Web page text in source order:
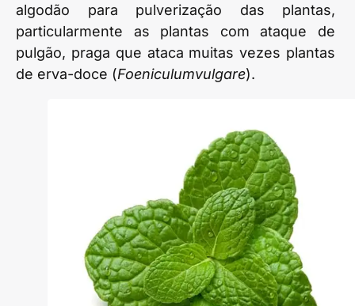
algodão para pulverização das plantas,
particularmente as plantas com ataque de
pulgão, praga que ataca muitas vezes plantas
de erva-doce (Foeniculumvulgare).